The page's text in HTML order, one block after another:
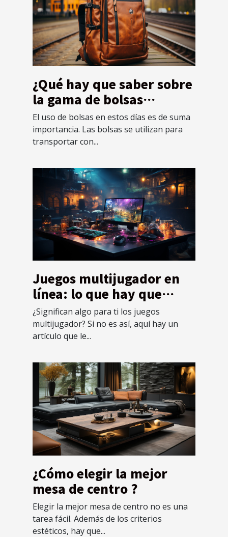
¿Qué hay que saber sobre
la gama de bolsas
Mochillaz?
El uso de bolsas en estos días es de suma
importancia. Las bolsas se utilizan para
transportar con...
Juegos multijugador en
línea: lo que hay que
saber sobre ellos y cómo
funcionan
¿Significan algo para ti los juegos
multijugador? Si no es así, aquí hay un
artículo que le...
¿Cómo elegir la mejor
mesa de centro ?
Elegir la mejor mesa de centro no es una
tarea fácil. Además de los criterios
estéticos, hay que...